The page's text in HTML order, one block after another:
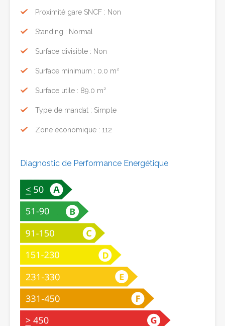
Proximité gare SNCF : Non
Standing : Normal
Surface divisible : Non
Surface minimum : 0.0 m²
Surface utile : 89.0 m²
Type de mandat : Simple
Zone économique : 112
Diagnostic de Performance Energétique